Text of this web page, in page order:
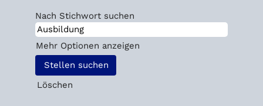
Nach Stichwort suchen
Mehr Optionen anzeigen
Löschen